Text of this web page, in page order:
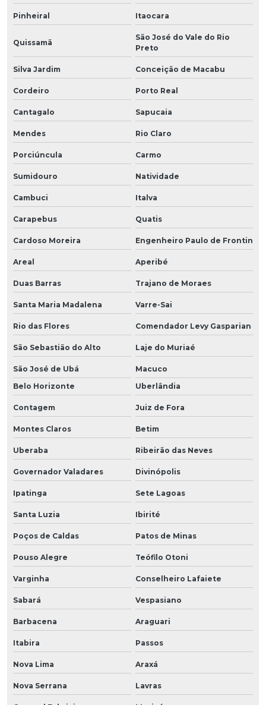
Pinheiral Itaocara
Quissamã
São José do Vale do Rio
Preto
Silva Jardim Conceição de Macabu
Cordeiro Porto Real
Cantagalo Sapucaia
Mendes Rio Claro
Porciúncula Carmo
Sumidouro Natividade
Cambuci Italva
Carapebus Quatis
Cardoso Moreira Engenheiro Paulo de Frontin
Areal Aperibé
Duas Barras Trajano de Moraes
Santa Maria Madalena Varre-Sai
Rio das Flores Comendador Levy Gasparian
São Sebastião do Alto Laje do Muriaé
São José de Ubá
Macuco
Belo Horizonte
Uberlândia
Contagem Juiz de Fora
Montes Claros Betim
Uberaba Ribeirão das Neves
Governador Valadares Divinópolis
Ipatinga Sete Lagoas
Santa Luzia Ibirité
Poços de Caldas Patos de Minas
Pouso Alegre Teófilo Otoni
Varginha Conselheiro Lafaiete
Sabará Vespasiano
Barbacena Araguari
Itabira Passos
Nova Lima Araxá
Nova Serrana Lavras